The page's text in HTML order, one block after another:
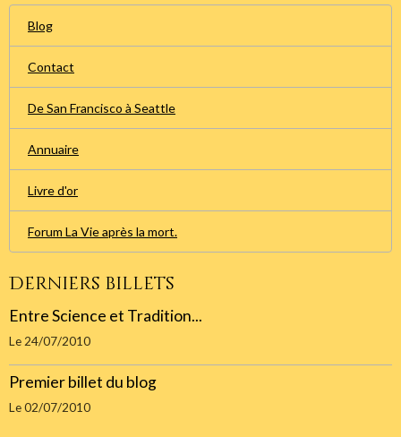
Blog
Contact
De San Francisco à Seattle
Annuaire
Livre d'or
Forum La Vie après la mort.
Derniers billets
Entre Science et Tradition...
Le 24/07/2010
Premier billet du blog
Le 02/07/2010